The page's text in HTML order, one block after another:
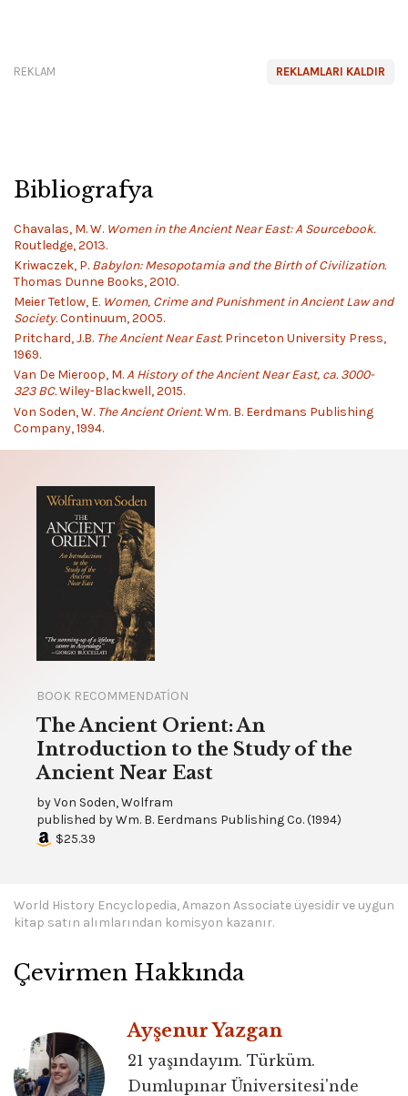
REKLAMLARI KALDIR
REKLAM
Bibliografya
Chavalas, M. W. Women in the Ancient Near East: A Sourcebook.
Routledge, 2013.
Kriwaczek, P. Babylon: Mesopotamia and the Birth of Civilization.
Thomas Dunne Books, 2010.
Meier Tetlow, E. Women, Crime and Punishment in Ancient Law and
Society.Continuum, 2005.
Pritchard, J.B. The Ancient Near East.Princeton University Press,
1969.
Van De Mieroop, M.A History of the Ancient Near East, ca. 3000-
323 BC.Wiley-Blackwell, 2015.
Von Soden, W. The Ancient Orient.Wm. B. Eerdmans Publishing
Company, 1994.
BOOK RECOMMENDATION
The Ancient Orient: An
Introduction to the Study of the
Ancient Near East
byVon Soden, Wolfram
published byWm. B. Eerdmans Publishing Co.(1994)
$25.39
World History Encyclopedia, Amazon Associate üyesidir ve uygun
kitap satın alımlarından komisyon kazanır.
Çevirmen Hakkında
Ayşenur Yazgan
21 yaşındayım. Türküm.
Dumlupınar Üniversitesi'nde